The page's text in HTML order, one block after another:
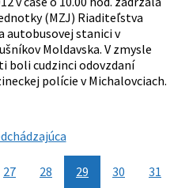
(MZJ) Riaditeľstva
autobusovej stanici v
Moldavska. V zmysle
boli cudzinci odovzdaní
polície v Michalovciach.
27 28 29 30 31